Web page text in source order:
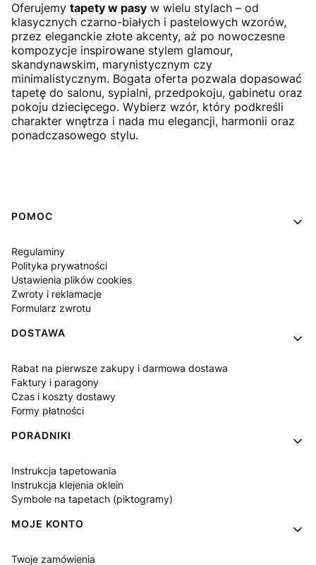
Oferujemy tapety w pasy w wielu stylach – od
klasycznych czarno-białych i pastelowych wzorów,
przez eleganckie złote akcenty, aż po nowoczesne
kompozycje inspirowane stylem glamour,
skandynawskim, marynistycznym czy
minimalistycznym. Bogata oferta pozwala dopasować
tapetę do salonu, sypialni, przedpokoju, gabinetu oraz
pokoju dziecięcego. Wybierz wzór, który podkreśli
charakter wnętrza i nada mu elegancji, harmonii oraz
ponadczasowego stylu.
Linki w stopce
POMOC
Regulaminy
Polityka prywatności
Ustawienia plików cookies
Zwroty i reklamacje
Formularz zwrotu
DOSTAWA
Rabat na pierwsze zakupy i darmowa dostawa
Faktury i paragony
Czas i koszty dostawy
Formy płatności
PORADNIKI
Instrukcja tapetowania
Instrukcja klejenia oklein
Symbole na tapetach (piktogramy)
MOJE KONTO
Twoje zamówienia